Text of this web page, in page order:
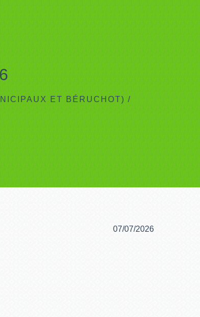
ET BÉRUCHOT)/
07/07/2026